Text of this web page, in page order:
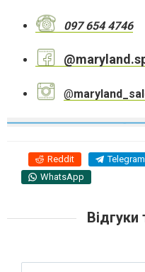
097 654 4746
@
Reddit Telegram
WhatsApp
Відгуки